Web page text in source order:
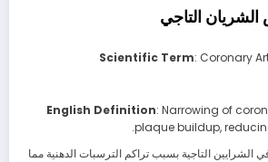
Scientific Term: Coronary
English Definition: Narrowing of
plaque buildup,
الشرايين التاجية بسبب تراكم الترسبات الدهنية مما